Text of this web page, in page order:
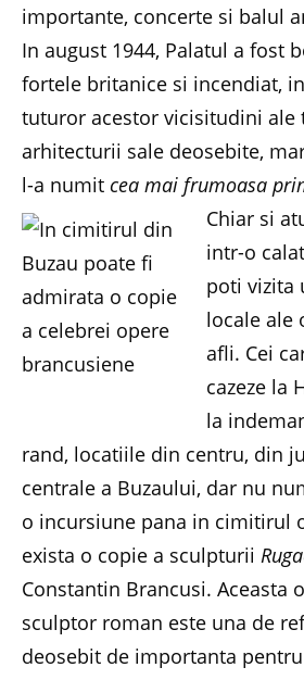
importante, concerte si balul
In august 1944, Palatul a fost
fortele britanice si incendiat,
tuturor acestor vicisitudini
arhitecturii sale deosebite,
l-a numit cea mai frumoasa
Chiar si
intr-o
poti vizita
locale ale
afli. Cei
cazeze la
la
rand, locatiile din centru, din
centrale a Buzaului, dar nu
o incursiune pana in cimitirul
exista o copie a sculpturii
Constantin Brancusi. Aceasta
sculptor roman este una de
deosebit de importanta